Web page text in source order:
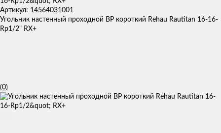
Артикул: 14564031001
Угольник настенный проходной ВР короткий Rehau Rautitan 16-16-
Rp1/2" RX+
(0)